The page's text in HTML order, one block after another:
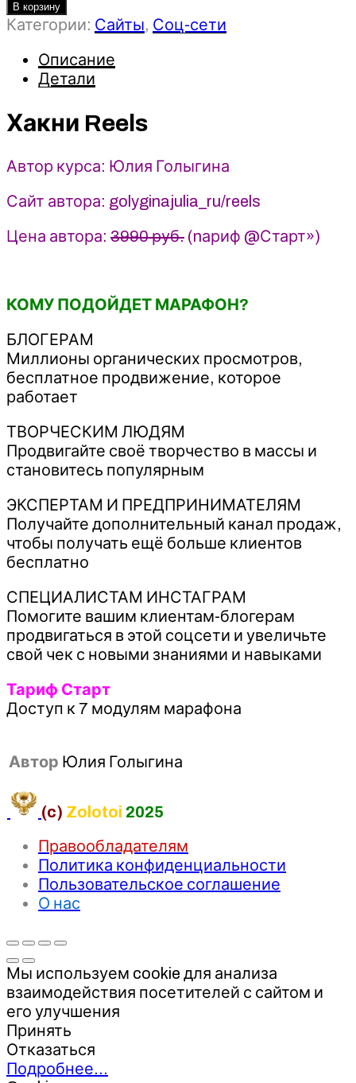
товара
Хакни
2021
Голыгина
В корзину
Категории: Сайты, Соц-сети
Описание
Детали
Хакни Reels
Автор курса: Юлия Голыгина
Сайт автора: golyginajulia_ru/reels
Цена автора: 3990 руб. (nариф @Старт»)
КОМУ ПОДОЙДЕТ МАРАФОН?
БЛОГЕРАМ
Миллионы органических просмотров,
бесплатное продвижение, которое
работает
ТВОРЧЕСКИМ ЛЮДЯМ
Продвигайте своё творчество в массы и
становитесь популярным
ЭКСПЕРТАМ И ПРЕДПРИНИМАТЕЛЯМ
Получайте дополнительный канал продаж,
чтобы получать ещё больше клиентов
бесплатно
СПЕЦИАЛИСТАМ ИНСТАГРАМ
Помогите вашим клиентам-блогерам
продвигаться в этой соцсети и увеличьте
свой чек с новыми знаниями и навыками
Тариф Старт
Доступ к 7 модулям марафона
Автор Юлия Голыгина
(c) Zolotoi 2025
Правообладателям
Политика конфиденциальности
Пользовательское соглашение
О нас
Мы используем cookie для анализа
взаимодействия посетителей с сайтом и
его улучшения
Принять
Отказаться
Подробнее…